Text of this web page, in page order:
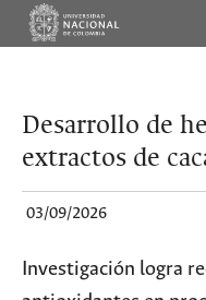
Desarrollo de
extractos de
03/09/2026
Investigación logra